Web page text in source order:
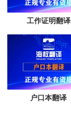
工作证明翻译
户口本翻译